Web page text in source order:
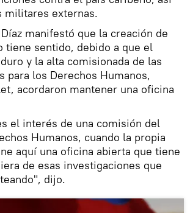
militares externas.
manifestó que la creación de
tiene sentido, debido a que el
y la alta comisionada de las
para los Derechos Humanos,
acordaron mantener una oficina
el interés de una comisión del
Humanos, cuando la propia
aquí una oficina abierta que tiene
de esas investigaciones que
dijo.